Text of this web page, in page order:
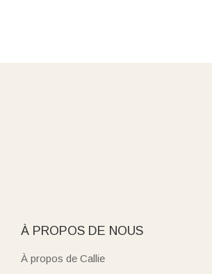
À PROPOS DE NOUS
À propos de Callie